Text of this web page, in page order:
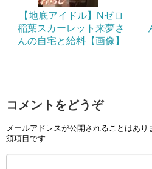
【地底アイドル】Nゼロ
稲葉スカーレット来夢さ
んの自宅と給料【画像】
コメントをどうぞ
メールアドレスが公開されることはあり
須項目です